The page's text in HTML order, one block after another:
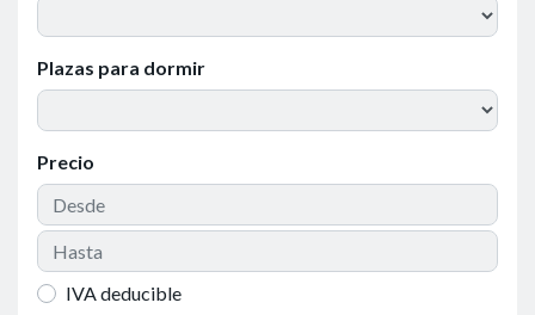
Plazas para dormir
Precio
IVA deducible